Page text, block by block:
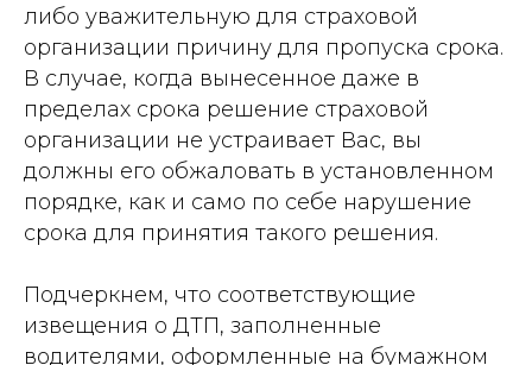
либо уважительную для страховой
организации причину для пропуска срока.
В случае, когда вынесенное даже в
пределах срока решение страховой
организации не устраивает Вас, вы
должны его обжаловать в установленном
порядке, как и само по себе нарушение
срока для принятия такого решения.
Подчеркнем, что соответствующие
извещения о ДТП, заполненные
водителями, оформленные на бумажном